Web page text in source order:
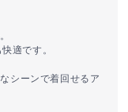
適です。
シーンで着回せるア